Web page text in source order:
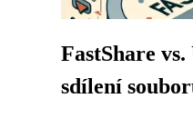
FastShare
sdílení